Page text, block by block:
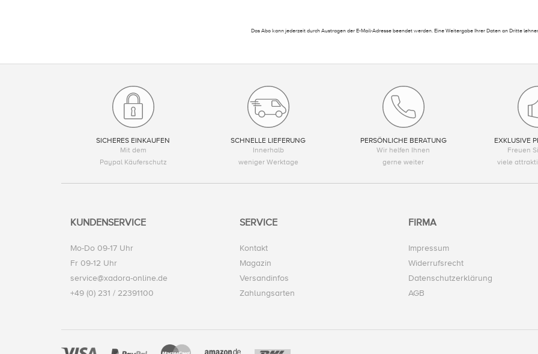
Das Abo kann jederzeit durch Austragen der E-Mail-Adresse beendet werden. Eine Weitergabe Ihrer Daten an Dritte
SICHERES EINKAUFEN
Mit dem
Paypal Käuferschutz
SCHNELLE LIEFERUNG
Innerhalb
weniger Werktage
PERSÖNLICHE BERATUNG
Wir helfen Ihnen
gerne weiter
EXKLUSIVE
Freuen
viele
KUNDENSERVICE
Mo-Do 09-17 Uhr
Fr 09-12 Uhr
service@xadora-online.de
+49 (0) 231 / 22391100
SERVICE
Kontakt
Magazin
Versandinfos
Zahlungsarten
FIRMA
Impressum
Widerrufsrecht
Datenschutzerklärung
AGB